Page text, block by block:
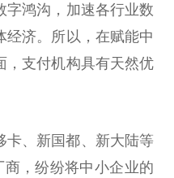
字鸿沟，加速各行业数
经济。所以，在赋能中
，支付机构具有天然优
卡、新国都、新大陆等
，纷纷将中小企业的